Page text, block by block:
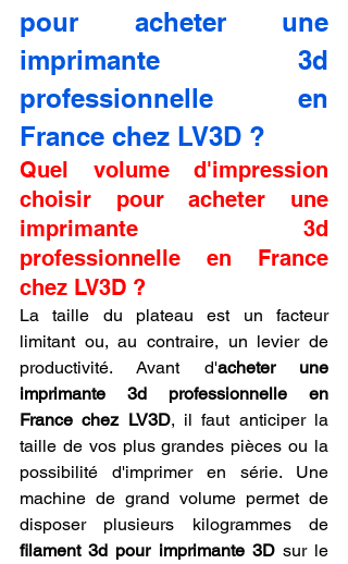
pour acheter une
imprimante 3d
professionnelle en
France chez LV3D ?
Quel volume d'impression
choisir pour acheter une
imprimante 3d
professionnelle en France
chez LV3D ?
La taille du plateau est un facteur
limitant ou, au contraire, un levier de
productivité. Avant d'acheter une
imprimante 3d professionnelle en
France chez LV3D, il faut anticiper la
taille de vos plus grandes pièces ou la
possibilité d'imprimer en série. Une
machine de grand volume permet de
filament 3d pour imprimante 3D sur le